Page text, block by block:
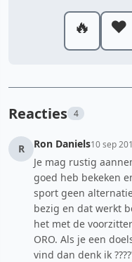
🔥 ❤️
Reacties 4
R Ron Daniels10 sep
Je mag rustig
goed heb bekeken
sport geen
bezig en dat werkt
het met de
ORO. Als je een
vind dan denk ik